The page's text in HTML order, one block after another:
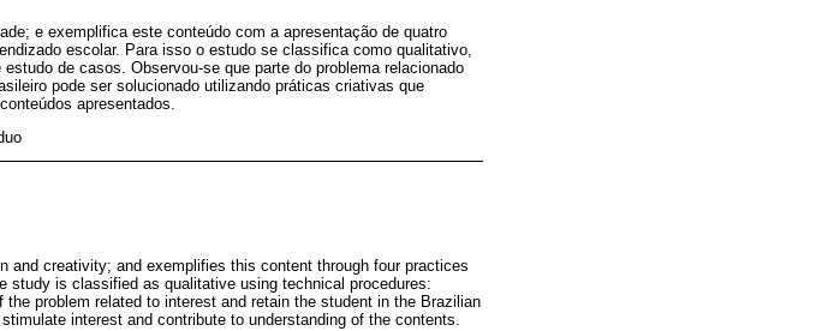
e exemplifica este conteúdo com a apresentação de quatro
escolar. Para isso o estudo se classifica como qualitativo,
de casos. Observou-se que parte do problema relacionado
pode ser solucionado utilizando práticas criativas que
apresentados.
and creativity; and exemplifies this content through four practices
is classified as qualitative using technical procedures:
problem related to interest and retain the student in the Brazilian
interest and contribute to understanding of the contents.